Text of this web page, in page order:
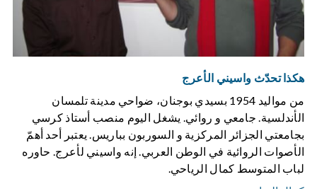
هكذا تحدّث واسيني الأعرج
من مواليد 1954 بسيدي بوجنان، ضواحي مدينة تلمسان
الأندلسية. جامعي و روائي. يشغل اليوم منصب أستاذ كرسي
بجامعتي الجزائر المركزية و السوربون بباريس. يعتبر أحد أهمّ
الأصوات الروائية في الوطن العربي. إنه واسيني لأعرج. حاوره
لباب المتوسط كمال الرياحي.